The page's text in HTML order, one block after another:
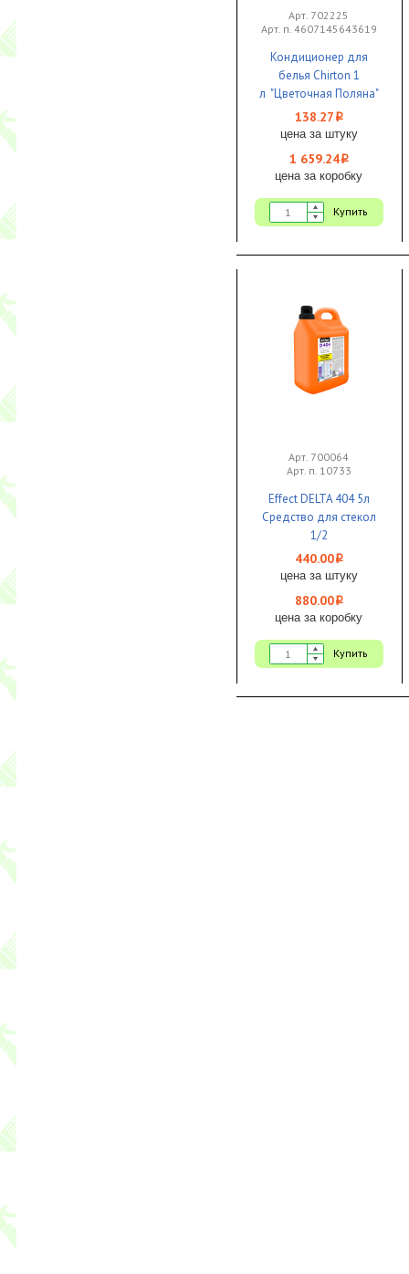
Арт. 702225
Арт. п. 4607145643619
Кондиционер для
белья Chirton 1
л "Цветочная Поляна"
1/12
138.27 i
цена за штуку
1 659.24i
цена за коробку
Купить
Арт. 700064
Арт. п. 10733
Effect DELTA 404 5л
Средство для стекол
1/2
440.00i
цена за штуку
880.00i
цена за коробку
Купить